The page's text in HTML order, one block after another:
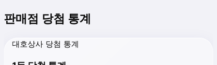
판매점 당첨 통계
대호상사 당첨 통계